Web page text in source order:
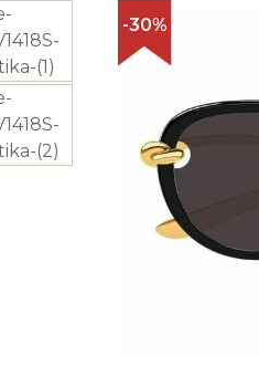
-30%